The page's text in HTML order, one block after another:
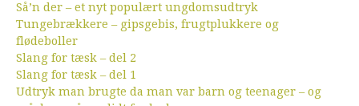
Så’n der – et nyt populært ungdomsudtryk
Tungebrækkere – gipsgebis, frugtplukkere og
flødeboller
Slang for tæsk – del 2
Slang for tæsk – del 1
Udtryk man brugte da man var barn og teenager – og